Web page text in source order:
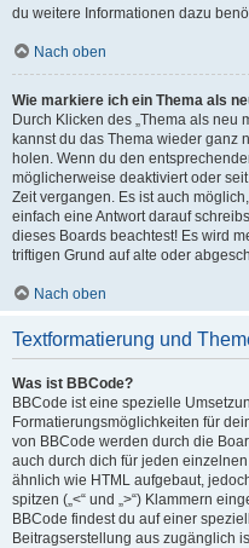
du weitere Informationen dazu
Nach oben
Wie markiere ich ein Thema als
Durch Klicken des „Thema als neu
kannst du das Thema wieder ganz
holen. Wenn du den
möglicherweise deaktiviert oder
Zeit vergangen. Es ist auch
einfach eine Antwort darauf
dieses Boards beachtest! Es wird
triftigen Grund auf alte oder
Nach oben
Textformatierung und
Was ist BBCode?
BBCode ist eine spezielle
Formatierungsmöglichkeiten für
von BBCode werden durch die
auch durch dich für jeden
ähnlich wie HTML aufgebaut,
spitzen („<“ und „>“) Klammern
BBCode findest du auf einer
Beitragserstellung aus zugänglich